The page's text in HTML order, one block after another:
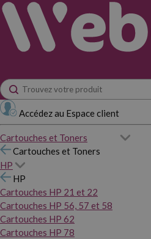
Accédez au Espace client
Cartouches et Toners
Cartouches et Toners
HP
HP
Cartouches HP 21 et 22
Cartouches HP 56, 57 et 58
Cartouches HP 62
Cartouches HP 78